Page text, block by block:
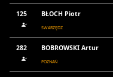
125 BŁOCH Piotr
SWARZĘDZ
282 BOBROWSKI Artur
POZNAŃ